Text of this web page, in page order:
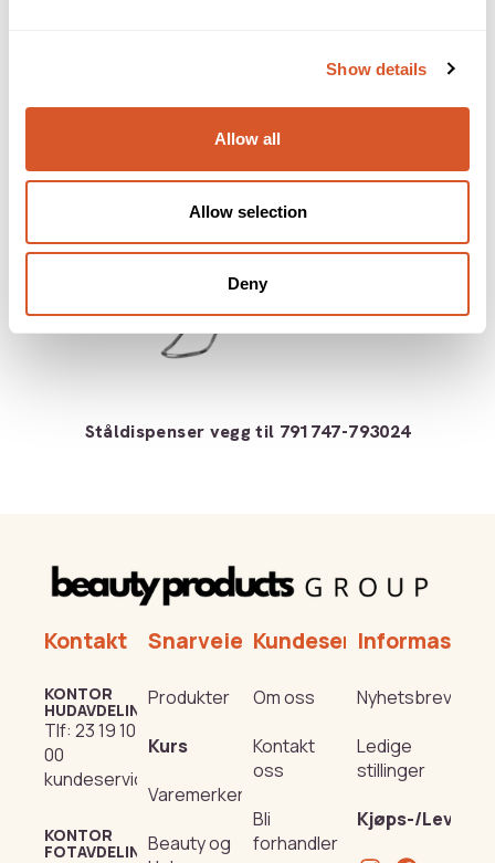
Show details
Allow all
Allow selection
Deny
Ståldispenser vegg til 791747-793024
Kontakt
KONTOR
HUDAVDELING
Tlf: 23 19 10
00
kundeservice@beautyproducts.no
KONTOR
FOTAVDELING
Snarveier
Produkter
Kurs
Varemerker
Beauty og
Kundeservice
Om oss
Kontakt
oss
Bli
forhandler
Informasjon
Nyhetsbrev
Ledige
stillinger
Kjøps-/